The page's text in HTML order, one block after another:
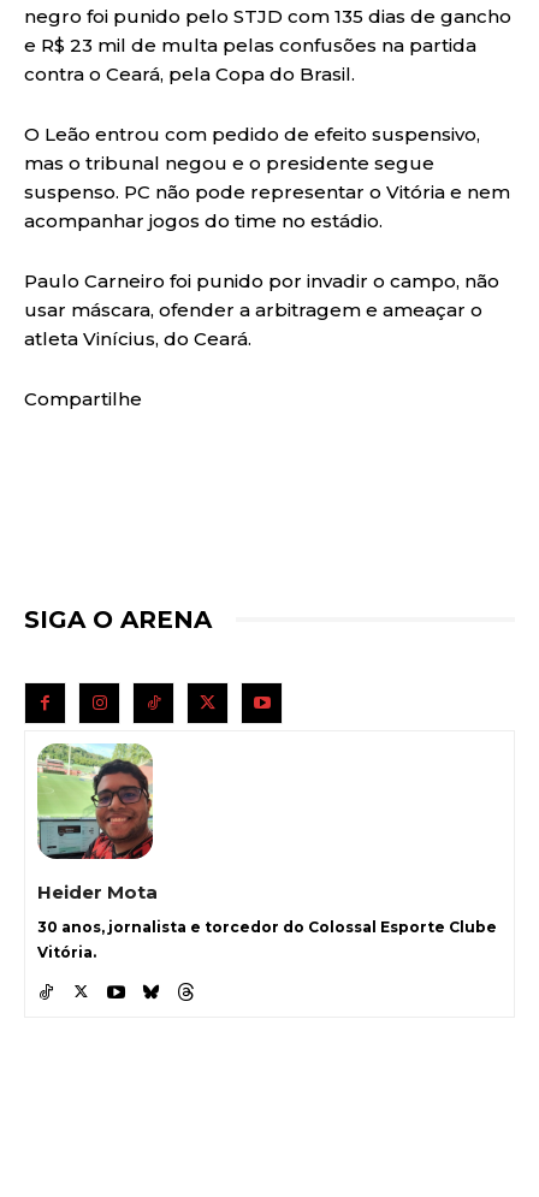
negro foi punido pelo STJD com 135 dias de gancho
e R$ 23 mil de multa pelas confusões na partida
contra o Ceará, pela Copa do Brasil.
O Leão entrou com pedido de efeito suspensivo,
mas o tribunal negou e o presidente segue
suspenso. PC não pode representar o Vitória e nem
acompanhar jogos do time no estádio.
Paulo Carneiro foi punido por invadir o campo, não
usar máscara, ofender a arbitragem e ameaçar o
atleta Vinícius, do Ceará.
Compartilhe
SIGA O ARENA
Heider Mota
30 anos, jornalista e torcedor do Colossal Esporte Clube
Vitória.